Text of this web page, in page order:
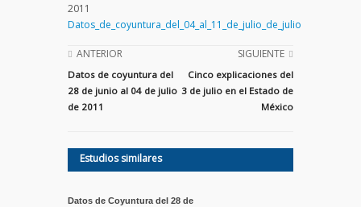
2011
Datos_de_coyuntura_del_04_al_11_de_julio_de_julio
ANTERIOR
Datos de coyuntura del
28 de junio al 04 de julio
de 2011
SIGUIENTE
Cinco explicaciones del
3 de julio en el Estado de
México
Estudios similares
Datos de Coyuntura del 28 de